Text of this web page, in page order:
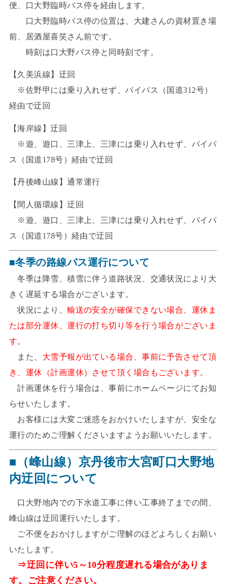
便、口大野臨時バス停を経由します。
口大野臨時バス停の位置は、大建さんの資材置き場
前、居酒屋喜笑さん前です。
時刻は口大野バス停と同時刻です。
【久美浜線】迂回
※佐野甲には乗り入れせず、バイパス（国道312号）
経由で迂回
【海岸線】迂回
※遊、遊口、三津上、三津には乗り入れせず、バイパ
ス（国道178号）経由で迂回
【丹後峰山線】通常運行
【間人循環線】迂回
※遊、遊口、三津上、三津には乗り入れせず、バイパ
ス（国道178号）経由で迂回
■冬季の路線バス運行について
冬季は降雪、積雪に伴う道路状況、交通状況により大
きく遅延する場合がございます。
状況により、輸送の安全が確保できない場合、運休ま
たは部分運休、運行の打ち切り等を行う場合がございま
す。
また、 大雪予報が出ている場合、事前に予告させて頂
き、運休（計画運休）させて頂く場合もございます。
計画運休を行う場合は、事前にホームページにてお知
らせいたします。
お客様には大変ご迷惑をおかけいたしますが、安全な
運行のためご理解くださいますようお願いいたします。
■（峰山線）京丹後市大宮町口大野地
内迂回について
口大野地内での下水道工事に伴い工事終了までの間、
峰山線は迂回運行いたします。
ご不便をおかけしますがご理解のほどよろしくお願い
いたします。
⇒迂回に伴い5～10分程度遅れる場合がありま
す。ご注意ください。